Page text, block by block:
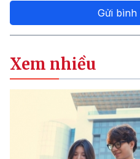
Gửi bình
Xem nhiều